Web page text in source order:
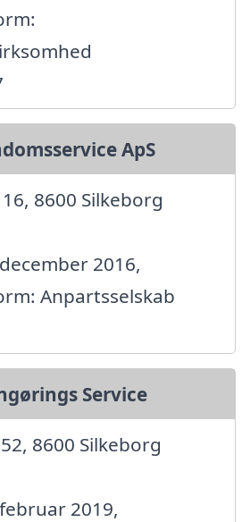
ApS
8600 Silkeborg
2016,
Anpartsselskab
Service
8600 Silkeborg
2019,